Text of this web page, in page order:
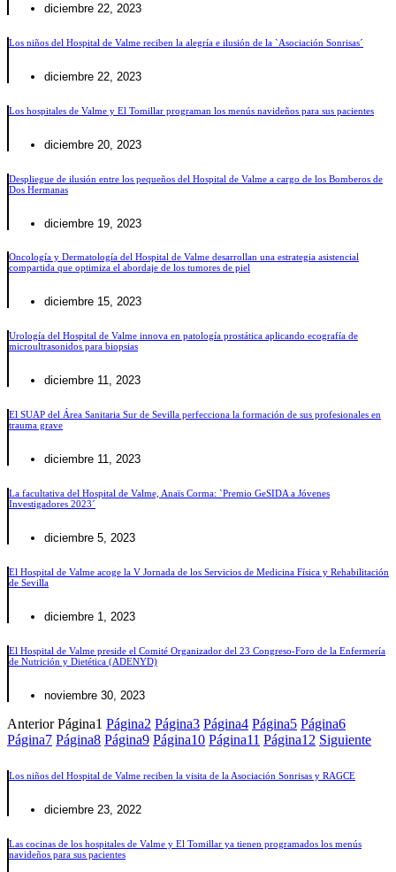
diciembre 22, 2023
Los niños del Hospital de Valme reciben la alegría e ilusión de la `Asociación Sonrisas´
diciembre 22, 2023
Los hospitales de Valme y El Tomillar programan los menús navideños para sus pacientes
diciembre 20, 2023
Despliegue de ilusión entre los pequeños del Hospital de Valme a cargo de los Bomberos de
Dos Hermanas
diciembre 19, 2023
Oncología y Dermatología del Hospital de Valme desarrollan una estrategia asistencial
compartida que optimiza el abordaje de los tumores de piel
diciembre 15, 2023
Urología del Hospital de Valme innova en patología prostática aplicando ecografía de
microultrasonidos para biopsias
diciembre 11, 2023
El SUAP del Área Sanitaria Sur de Sevilla perfecciona la formación de sus profesionales en
trauma grave
diciembre 11, 2023
La facultativa del Hospital de Valme, Anaïs Corma: `Premio GeSIDA a Jóvenes
Investigadores 2023´
diciembre 5, 2023
El Hospital de Valme acoge la V Jornada de los Servicios de Medicina Física y Rehabilitación
de Sevilla
diciembre 1, 2023
El Hospital de Valme preside el Comité Organizador del 23 Congreso-Foro de la Enfermería
de Nutrición y Dietética (ADENYD)
noviembre 30, 2023
Anterior Página1 Página2 Página3 Página4 Página5 Página6
Página7 Página8 Página9 Página10 Página11 Página12 Siguiente
Los niños del Hospital de Valme reciben la visita de la Asociación Sonrisas y RAGCE
diciembre 23, 2022
Las cocinas de los hospitales de Valme y El Tomillar ya tienen programados los menús
navideños para sus pacientes